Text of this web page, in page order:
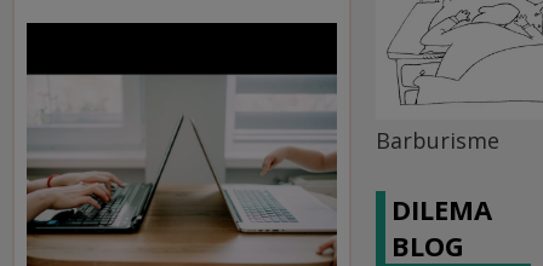
Barburisme
DILEMA
BLOG